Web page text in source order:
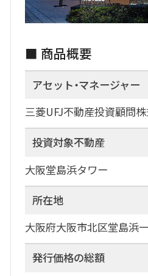
■ 商品概要
アセット・マネージャー
三菱UFJ不動産投資顧問
投資対象不動産
大阪堂島浜タワー
所在地
大阪府大阪市北区堂島浜
発行価格の総額